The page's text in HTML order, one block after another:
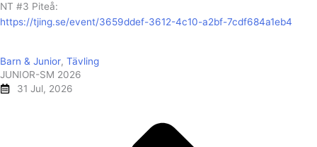
NT #3 Piteå:
https://tjing.se/event/3659ddef-3612-4c10-a2bf-7cdf684a1eb4
Barn & Junior, Tävling
JUNIOR-SM 2026
31 Jul, 2026